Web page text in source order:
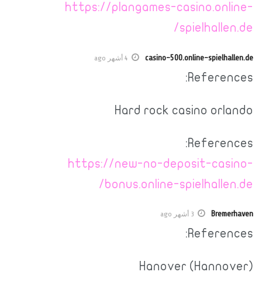
https://plangames-casino.online-
spielhallen.de/
casino-500.online-spielhallen.de 4 أشهر ago
References:
Hard rock casino orlando
References:
https://new-no-deposit-casino-
bonus.online-spielhallen.de/
Bremerhaven 3 أشهر ago
References:
Hanover (Hannover)